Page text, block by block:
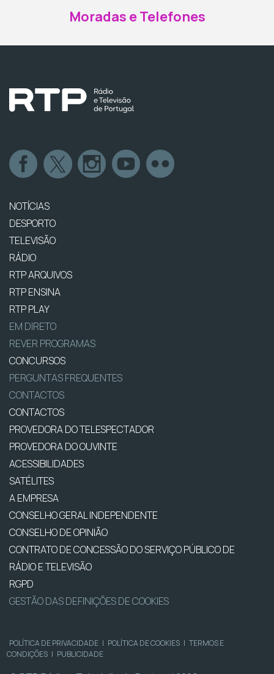
Moradas e Telefones
NOTÍCIAS
DESPORTO
TELEVISÃO
RÁDIO
RTP ARQUIVOS
RTP ENSINA
RTP PLAY
EM DIRETO
REVER PROGRAMAS
CONCURSOS
PERGUNTAS FREQUENTES
CONTACTOS
CONTACTOS
PROVEDORA DO TELESPECTADOR
PROVEDORA DO OUVINTE
ACESSIBILIDADES
SATÉLITES
A EMPRESA
CONSELHO GERAL INDEPENDENTE
CONSELHO DE OPINIÃO
CONTRATO DE CONCESSÃO DO SERVIÇO PÚBLICO DE
RÁDIO E TELEVISÃO
RGPD
GESTÃO DAS DEFINIÇÕES DE COOKIES
POLÍTICA DE PRIVACIDADE | POLÍTICA DE COOKIES | TERMOS E
CONDIÇÕES | PUBLICIDADE